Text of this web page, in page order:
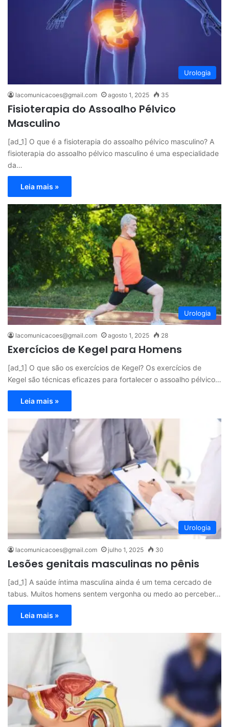
Urologia
lacomunicacoes@gmail.com agosto 1, 2025 35
Fisioterapia do Assoalho Pélvico
Masculino
[ad_1] O que é a fisioterapia do assoalho pélvico masculino? A
fisioterapia do assoalho pélvico masculino é uma especialidade
da…
Leia mais »
Urologia
lacomunicacoes@gmail.com agosto 1, 2025 28
Exercícios de Kegel para Homens
[ad_1] O que são os exercícios de Kegel? Os exercícios de
Kegel são técnicas eficazes para fortalecer o assoalho pélvico…
Leia mais »
Urologia
lacomunicacoes@gmail.com julho 1, 2025 30
Lesões genitais masculinas no pênis
[ad_1] A saúde íntima masculina ainda é um tema cercado de
tabus. Muitos homens sentem vergonha ou medo ao perceber…
Leia mais »